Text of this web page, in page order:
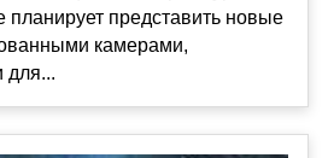
планирует представить новые
камерами,
для...